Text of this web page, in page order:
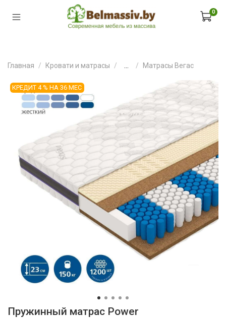
0
Главная Кровати и матрасы Матрасы Вегас
КРЕДИТ 4 % НА 36 МЕС
Пружинный матрас Power